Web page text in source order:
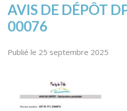
AVIS DE DÉPÔT
00076
Publié le 25 septembre 2025